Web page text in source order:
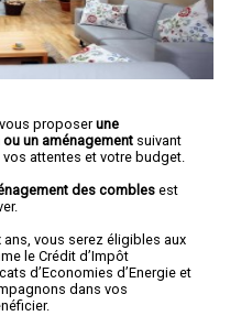
proposerune
un aménagement suivant
attentes et votre budget.
des comblesest
vous serez éligibles aux
le Crédit d’Impôt
d’Economies d’Energie et
dans vos